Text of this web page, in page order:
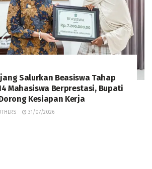
Salurkan Beasiswa Tahap
Mahasiswa Berprestasi, Bupati
Kesiapan Kerja
31/07/2026